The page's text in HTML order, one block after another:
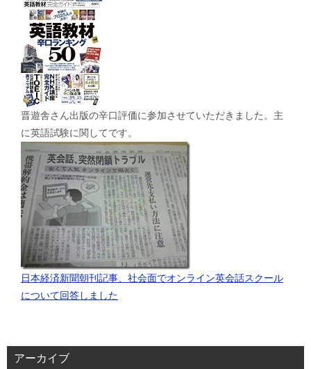
晋遊舎さん出版の辛口評価に参加させていただきました。主
に英語試験に関してです。
日本経済新聞朝刊記事、社会面でオンライン英会話スクール
について回答しました
アーカイブ